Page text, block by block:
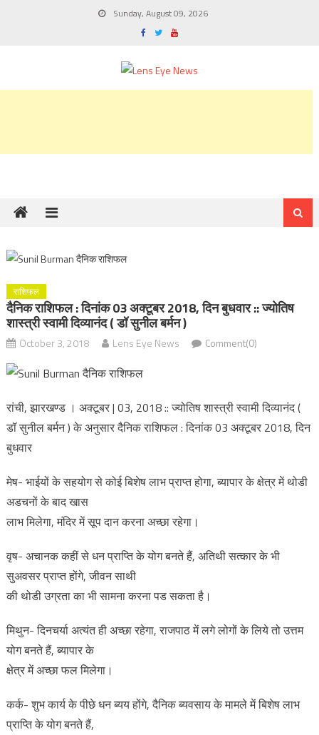
Sunday, August 09, 2026
राशिफल
दैनिक राशिफल : दिनांक 03 अक्टूबर 2018, दिन बुधवार :: ज्योतिष
शास्त्री स्वामी दिव्यानंद ( डॉ सुनील बर्मन )
October 3, 2018 Lens Eye News Comment(0)
रांची, झारखण्ड । अक्टूबर | 03, 2018 :: ज्योतिष शास्त्री स्वामी दिव्यानंद (
डॉ सुनील बर्मन ) के अनुसार दैनिक राशिफल : दिनांक 03 अक्टूबर 2018, दिन
बुधवार
मेष- भाईयों के सहयोग से कोई बिशेष लाभ प्राप्त होगा, ब्यापार के क्षेत्र में थोडी
अडचनों के बाद खास
लाभ मिलेगा, मंदिर में सूप दान करना अच्छा रहेगा।
वृष- अचानक कहीं से धन प्राप्ति के योग बनते हैं, अतिथी सत्कार के भी
सुअवसर प्राप्त होंगे, जीवन साथी
की थोडी उग्रता का भी सामना करना पड सकता है।
मिथुन- दिनचर्या अत्यंत ही अच्छा रहेगा, राजपाठ में लगे लोगों के लिये तो उत्तम
योग बनते हैं, ब्यापार के
क्षेत्र में अच्छा फल मिलेगा।
कर्क- शुभ कार्य के पीछे धन ब्यय होंगे, दैनिक ब्यवसाय के मामले में बिशेष लाभ
प्राप्ति के योग बनते हैं,